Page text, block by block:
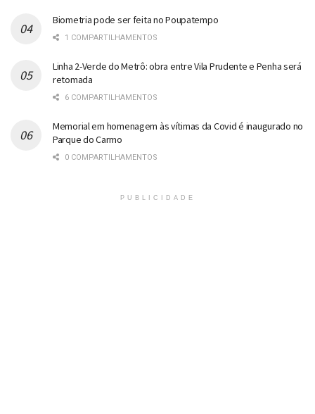
Biometria pode ser feita no Poupatempo
1 COMPARTILHAMENTOS
Linha 2-Verde do Metrô: obra entre Vila Prudente e Penha será
retomada
6 COMPARTILHAMENTOS
Memorial em homenagem às vítimas da Covid é inaugurado no
Parque do Carmo
0 COMPARTILHAMENTOS
PUBLICIDADE